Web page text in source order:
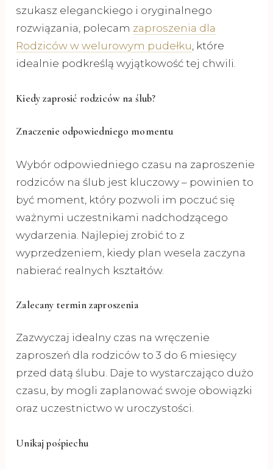
szukasz eleganckiego i oryginalnego
rozwiązania, polecam zaproszenia dla
Rodziców w welurowym pudełku, które
idealnie podkreślą wyjątkowość tej chwili.
Kiedy zaprosić rodziców na ślub?
Znaczenie odpowiedniego momentu
Wybór odpowiedniego czasu na zaproszenie
rodziców na ślub jest kluczowy – powinien to
być moment, który pozwoli im poczuć się
ważnymi uczestnikami nadchodzącego
wydarzenia. Najlepiej zrobić to z
wyprzedzeniem, kiedy plan wesela zaczyna
nabierać realnych kształtów.
Zalecany termin zaproszenia
Zazwyczaj idealny czas na wręczenie
zaproszeń dla rodziców to 3 do 6 miesięcy
przed datą ślubu. Daje to wystarczająco dużo
czasu, by mogli zaplanować swoje obowiązki
oraz uczestnictwo w uroczystości.
Unikaj pośpiechu